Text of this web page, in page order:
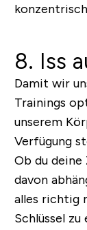
8. Iss
Damit wir
Trainings
unserem
Verfügung
Ob du
davon
alles richtig
Schlüssel